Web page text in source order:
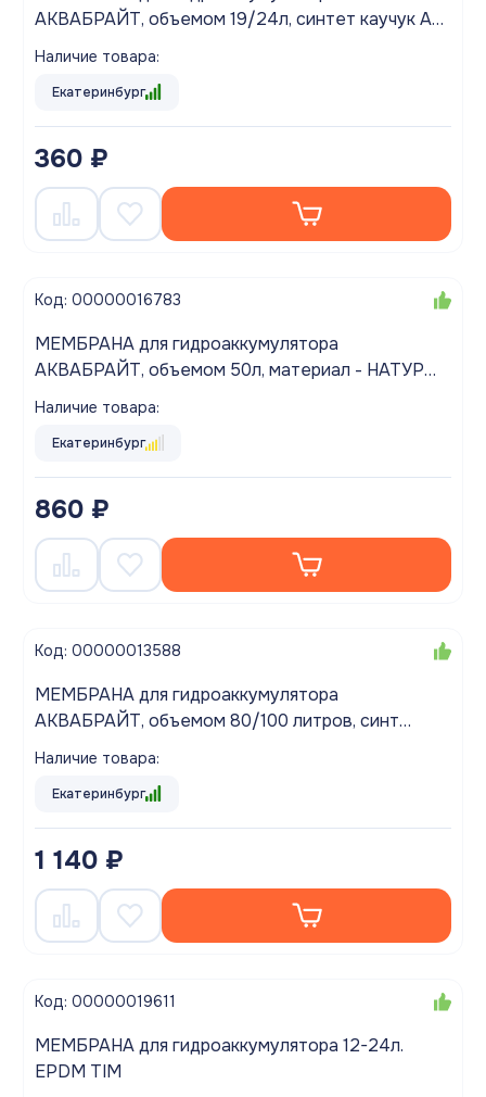
АКВАБРАЙТ, объемом 19/24л, синтет каучук AB-
EDPM1924, облегч
Наличие товара:
Екатеринбург
360 ₽
Код: 00000016783
МЕМБРАНА для гидроаккумулятора
АКВАБРАЙТ, объемом 50л, материал - НАТУР
РЕЗИНА белая AB-RUBBER-50
Наличие товара:
Екатеринбург
860 ₽
Код: 00000013588
МЕМБРАНА для гидроаккумулятора
АКВАБРАЙТ, объемом 80/100 литров, синт
Наличие товара:
Екатеринбург
1 140 ₽
Код: 00000019611
МЕМБРАНА для гидроаккумулятора 12-24л.
EPDM TIM